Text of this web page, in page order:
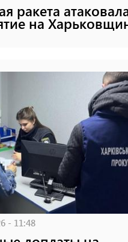
ракета
на
- 11:48